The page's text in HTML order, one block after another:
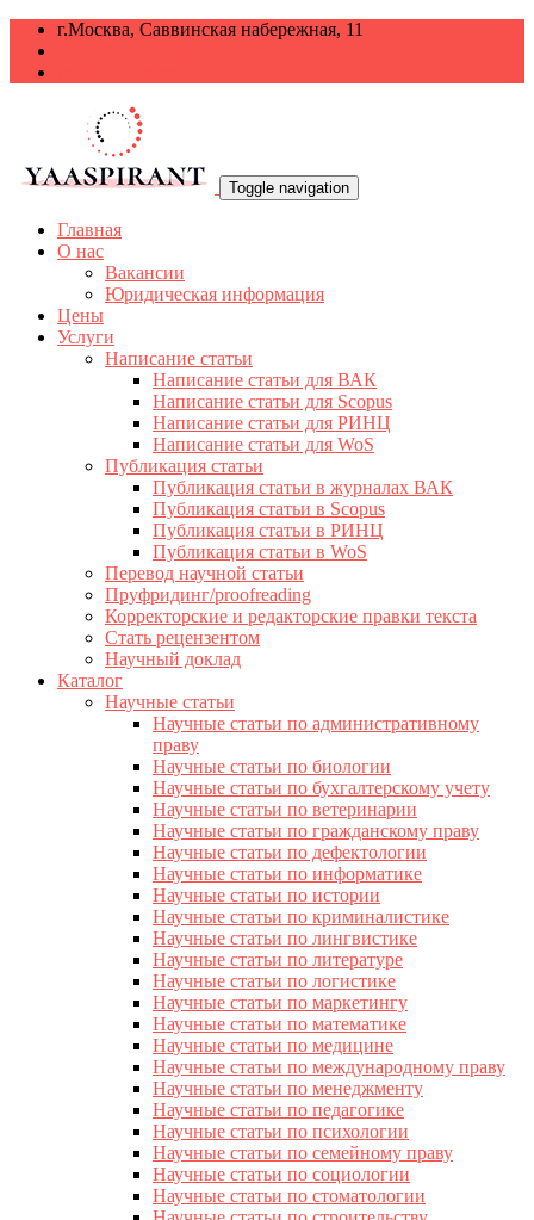
г.Москва, Саввинская набережная, 11
Toggle navigation
Главная
О нас
Вакансии
Юридическая информация
Цены
Услуги
Написание статьи
Написание статьи для ВАК
Написание статьи для Scopus
Написание статьи для РИНЦ
Написание статьи для WoS
Публикация статьи
Публикация статьи в журналах ВАК
Публикация статьи в Scopus
Публикация статьи в РИНЦ
Публикация статьи в WoS
Перевод научной статьи
Пруфридинг/proofreading
Корректорские и редакторские правки текста
Стать рецензентом
Научный доклад
Каталог
Научные статьи
Научные статьи по административному
праву
Научные статьи по биологии
Научные статьи по бухгалтерскому учету
Научные статьи по ветеринарии
Научные статьи по гражданскому праву
Научные статьи по дефектологии
Научные статьи по информатике
Научные статьи по истории
Научные статьи по криминалистике
Научные статьи по лингвистике
Научные статьи по литературе
Научные статьи по логистике
Научные статьи по маркетингу
Научные статьи по математике
Научные статьи по медицине
Научные статьи по международному праву
Научные статьи по менеджменту
Научные статьи по педагогике
Научные статьи по психологии
Научные статьи по семейному праву
Научные статьи по социологии
Научные статьи по стоматологии